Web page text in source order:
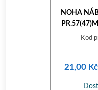
NOHA
Kod
21,00 Kč